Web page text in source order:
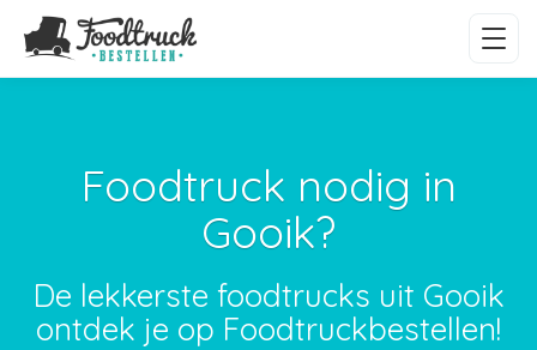
Foodtruck nodig in
Gooik?
De lekkerste foodtrucks uit Gooik
ontdek je op Foodtruckbestellen!